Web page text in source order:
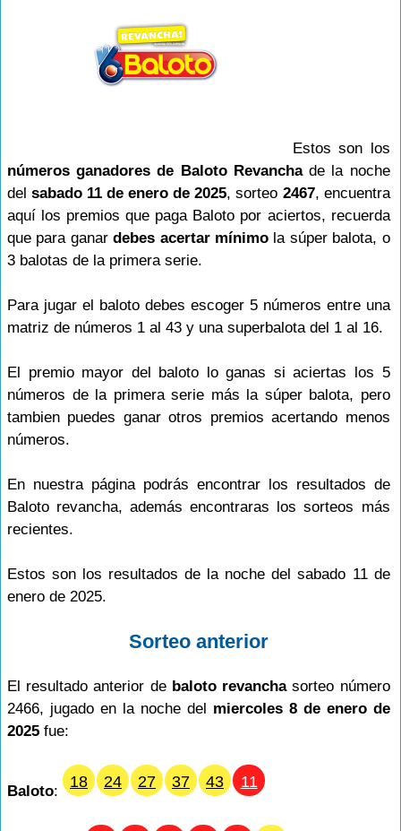
Estos son los
números ganadores de Baloto Revanchade la noche
delsabado 11 de enero de 2025, sorteo 2467, encuentra
aquí los premios que paga Baloto por aciertos, recuerda
que para ganardebes acertar mínimo la súper balota, o
3 balotas de la primera serie.
Para jugar el baloto debes escoger 5 números entre una
matriz de números 1 al 43 y una superbalota del 1 al 16.
El premio mayor del baloto lo ganas si aciertas los 5
números de la primera serie más la súper balota, pero
tambien puedes ganar otros premios acertando menos
números.
En nuestra página podrás encontrar los resultados de
Baloto revancha, además encontraras los sorteos más
recientes.
Estos son los resultados de la noche del sabado 11 de
enero de 2025.
Sorteo anterior
El resultado anterior de baloto revanchasorteo número
2466, jugado en la noche del miercoles 8 de enero de
2025 fue:
Baloto:
18 24 27 37 43 11